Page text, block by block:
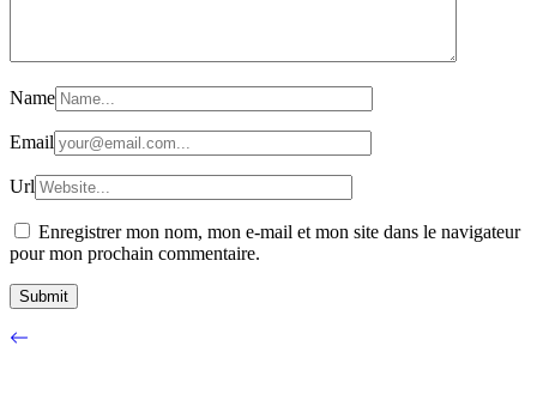
Name
Email
Url
Enregistrer mon nom, mon e-mail et mon site dans le navigateur
pour mon prochain commentaire.